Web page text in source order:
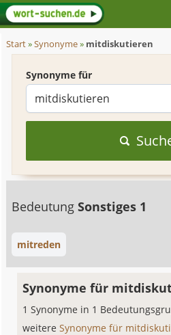
Start»Synonyme» mitdiskutieren
Synonyme für
BedeutungSonstiges 1
mitreden
Synonyme für
1 Synonyme in 1
weitereSynonyme für